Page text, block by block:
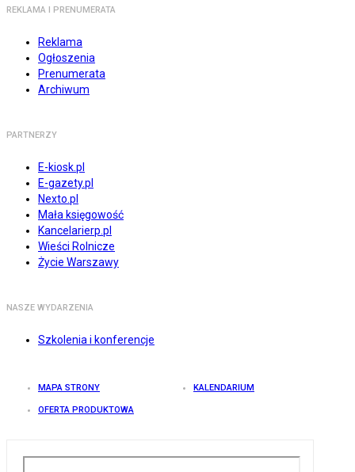
REKLAMA I PRENUMERATA
Reklama
Ogłoszenia
Prenumerata
Archiwum
PARTNERZY
E-kiosk.pl
E-gazety.pl
Nexto.pl
Mała księgowość
Kancelarierp.pl
Wieści Rolnicze
Życie Warszawy
NASZE WYDARZENIA
Szkolenia i konferencje
MAPA STRONY KALENDARIUM
OFERTA PRODUKTOWA